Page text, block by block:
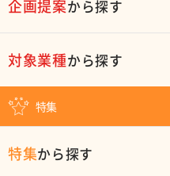
企画提案から探す
対象業種から探す
特集
特集から探す